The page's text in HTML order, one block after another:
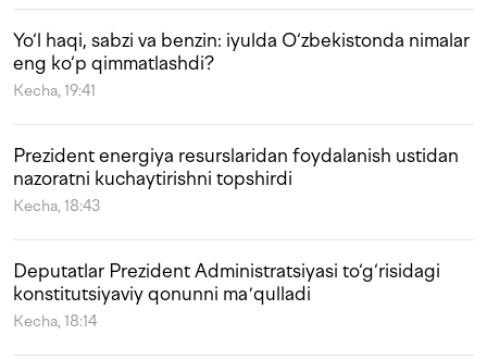
Yo‘l haqi, sabzi va benzin: iyulda O‘zbekistonda nimalar
eng ko‘p qimmatlashdi?
Kecha, 19:41
Prezident energiya resurslaridan foydalanish ustidan
nazoratni kuchaytirishni topshirdi
Kecha, 18:43
Deputatlar Prezident Administratsiyasi to‘g‘risidagi
konstitutsiyaviy qonunni maʼqulladi
Kecha, 18:14